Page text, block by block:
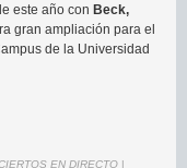
este año con Beck,
gran ampliación para el
de la Universidad
EN DIRECTO |